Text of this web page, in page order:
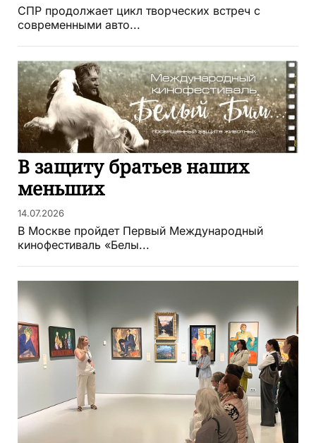
СПР продолжает цикл творческих встреч с
современными авто...
В защиту братьев наших
меньших
14.07.2026
В Москве пройдет Первый Международный
кинофестиваль «Белы...